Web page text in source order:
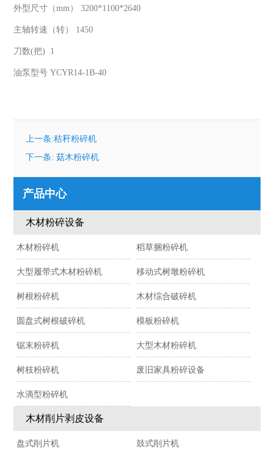
外型尺寸（mm） 3200*1100*2640
主轴转速（转） 1450
刀数(把) 1
油泵型号 YCYR14-1B-40
上一条:秸秆粉碎机
下一条: 菇木粉碎机
产品中心
木材粉碎设备
木材粉碎机 稻草捆粉碎机
大型履带式木材粉碎机 移动式树墩粉碎机
树根粉碎机 木材综合破碎机
圆盘式树根破碎机 模板粉碎机
锯末粉碎机 大型木材粉碎机
树枝粉碎机 废旧家具粉碎设备
水滴型粉碎机
木材削片剥皮设备
盘式削片机 鼓式削片机